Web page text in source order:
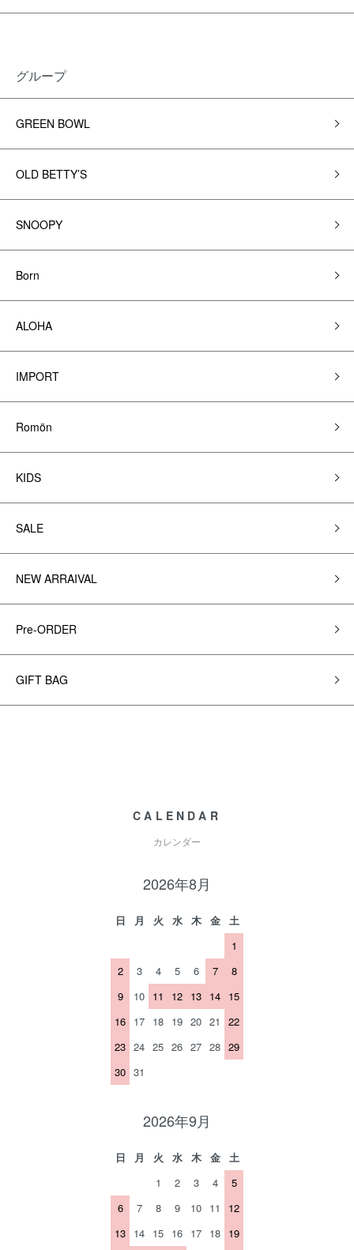
グループ
GREEN BOWL
OLD BETTY’S
SNOOPY
Born
ALOHA
IMPORT
Romön
KIDS
SALE
NEW ARRAIVAL
Pre-ORDER
GIFT BAG
CALENDAR
カレンダー
2026年8月
日 月 火 水 木 金
土
1
2
3 4 5 6 7
8
9
10 11 12 13 14 15
16 17 18 19 20 21
22
23 24 25 26 27 28 29
30 31
2026年9月
日 月 火 水 木 金
土
1
2 3 4
5
6
7 8 9 10 11
12
13 14 15 16 17 18 19